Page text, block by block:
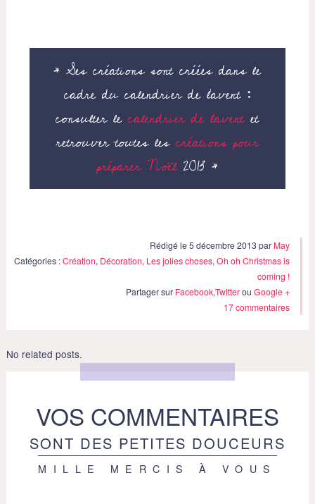
* Ses créations sont créées dans le
cadre du calendrier de l’avent :
consulter lecalendrier de l’aventet
retrouver toutes les créations pour
préparer Noël2013 *
Rédigé le 5 décembre 2013 par May
Catégories :Création, Décoration, Les jolies choses,Oh oh Christmas is
coming !
Partager sur Facebook,TwitterouGoogle +
17 commentaires
No related posts.
VOS COMMENTAIRES
SONT DES PETITES DOUCEURS
MILLE MERCIS À VOUS